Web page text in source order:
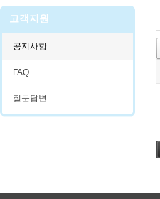
고객지원
공지사항
FAQ
질문답변